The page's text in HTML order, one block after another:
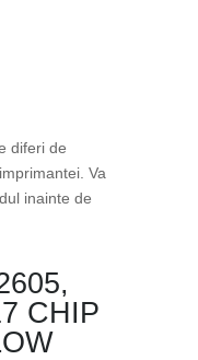
diferi de
Va
inainte de
CHIP